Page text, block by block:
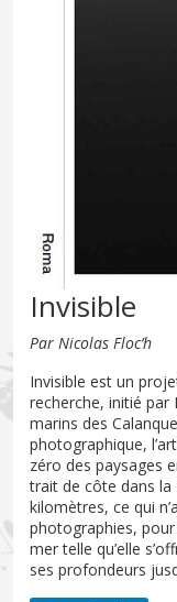
Invisible
Par Nicolas Floc’h
Invisible est un
recherche, initié par
marins des
photographique,
zéro des paysages
trait de côte dans
kilomètres, ce qui
photographies,
mer telle qu’elle
ses profondeurs